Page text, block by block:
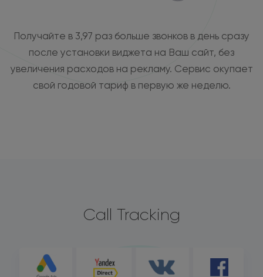
Получайте в 3,97 раз больше звонков в день сразу
после установки виджета на Ваш сайт, без
увеличения расходов на рекламу. Сервис окупает
свой годовой тариф в первую же неделю.
Call Tracking